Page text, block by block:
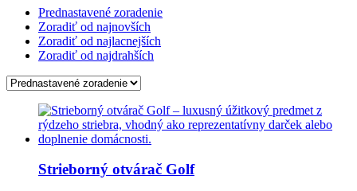
Prednastavené zoradenie
Zoradiť od najnovších
Zoradiť od najlacnejších
Zoradiť od najdrahších
Strieborný otvárač Golf